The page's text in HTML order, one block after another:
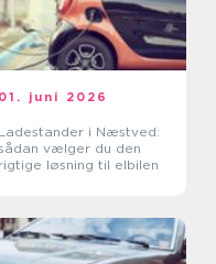
01. juni 2026
Ladestander i Næstved:
vælger du den
rigtige løsning til elbilen